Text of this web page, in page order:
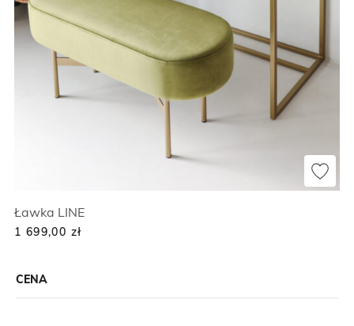
CENA
Ławka LINE
1 699,00 zł